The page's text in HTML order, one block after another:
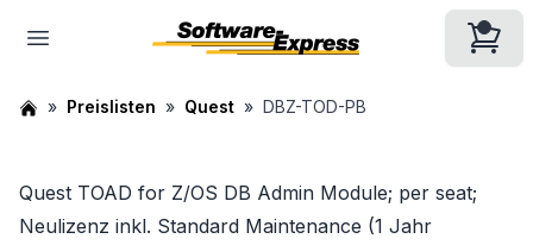
Preislisten Quest DBZ-TOD-PB
Quest TOAD for Z/OS DB Admin Module; per seat;
Neulizenz inkl. Standard Maintenance (1 Jahr